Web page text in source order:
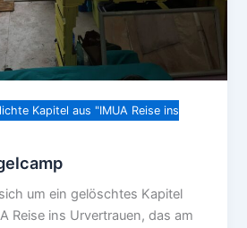
Kapitel aus "IMUA Reise ins
um ein gelöschtes Kapitel
Reise ins Urvertrauen, das am